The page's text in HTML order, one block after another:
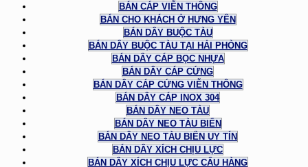
BÁN CÁP VIỄN THÔNG
BÁN CHO KHÁCH Ở HƯNG YÊN
BÁN DÂY BUỘC TÀU
BÁN DÂY BUỘC TÀU TẠI HẢI PHÒNG
BÁN DÂY CÁP BỌC NHỰA
BÁN DÂY CÁP CỨNG
BÁN DÂY CÁP CỨNG VIỄN THÔNG
BÁN DÂY CÁP INOX 304
BÁN DÂY NEO TÀU
BÁN DÂY NEO TÀU BIỂN
BÁN DÂY NEO TÀU BIỂN UY TÍN
BÁN DÂY XÍCH CHỊU LỰC
BÁN DÂY XÍCH CHỊU LỰC CẨU HÀNG